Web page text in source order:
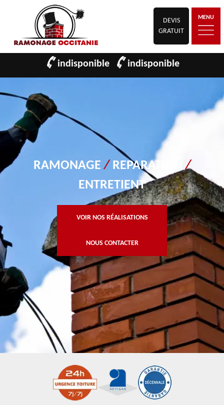
DEVIS
GRATUIT
MENU
indisponible indisponible
RAMONAGE/ REPARATION/
ENTRETIENT
VOIR NOS RÉALISATIONS
NOUS CONTACTER